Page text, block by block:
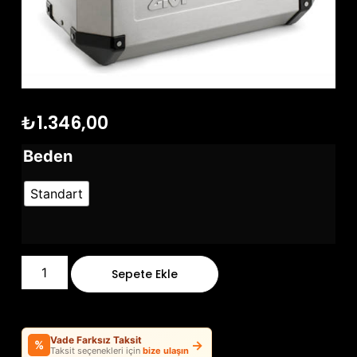
₺1.346,00
Beden
Standart
Sepete Ekle
% Vade Farksız Taksit
Taksit seçenekleri için bize ulaşın →